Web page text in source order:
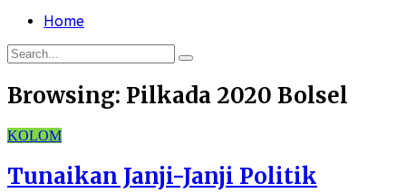
Home
Browsing: Pilkada 2020 Bolsel
KOLOM
Tunaikan Janji-Janji Politik